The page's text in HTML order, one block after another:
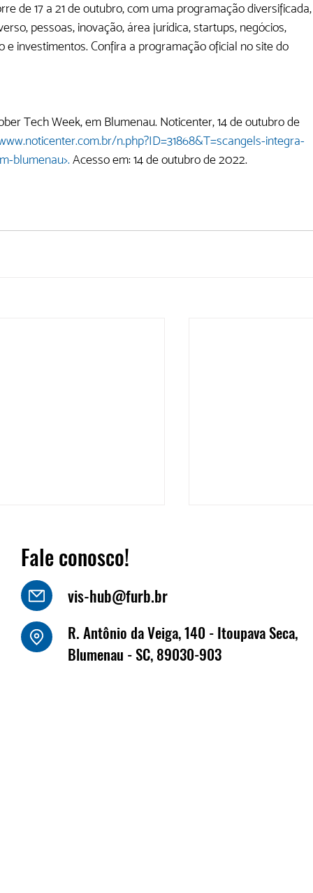
de 17 a 21 de outubro, com uma programação
pessoas, inovação, área jurídica, startups, negócios,
investimentos. Confira a programação oficial no site do
Tech Week, em Blumenau. Noticenter, 14 de outubro de
n.php?ID=31868&T=scangels-integra-
blumenau>. Acesso em: 14 de outubro de 2022.
Luiz Kornely - HBSIS
Fritz Müller marca
na Fenabrave,
Fale conosco!
vis-hub@furb.br
R. Antônio da Veiga, 140 - Itoupava Seca,
Blumenau - SC, 89030-903